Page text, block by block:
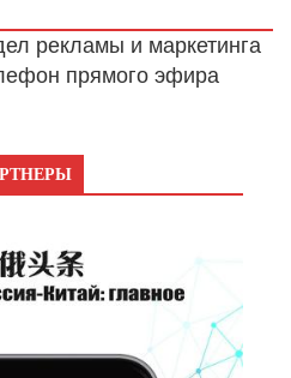
рекламы и маркетинга
прямого эфира